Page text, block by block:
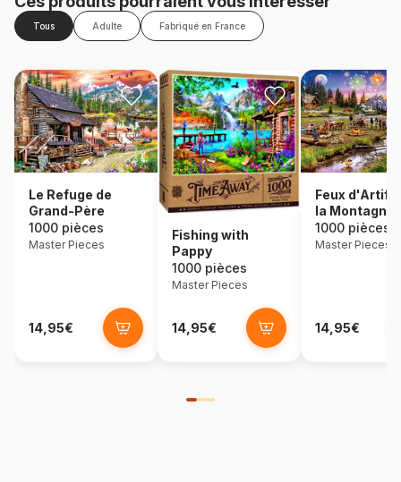
Tous Adulte Fabriqué en France
Le Refuge de
Grand-Père
1000 pièces
Master Pieces
14,95€
Fishing with
Pappy
1000 pièces
Master Pieces
14,95€
Feux
la Montagne
1000 pièces
Master Pieces
14,95€